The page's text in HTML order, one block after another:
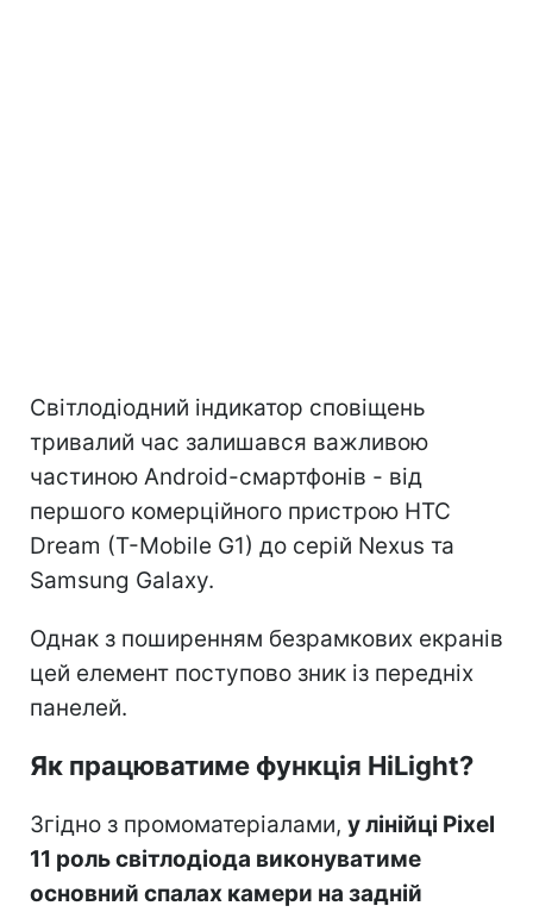
Світлодіодний індикатор сповіщень
тривалий час залишався важливою
частиною Android-смартфонів - від
першого комерційного пристрою HTC
Dream (T-Mobile G1) до серій Nexus та
Samsung Galaxy.
Однак з поширенням безрамкових екранів
цей елемент поступово зник із передніх
панелей.
Як працюватиме функція HiLight?
Згідно з промоматеріалами, у лінійці Pixel
11 роль світлодіода виконуватиме
основний спалах камери на задній